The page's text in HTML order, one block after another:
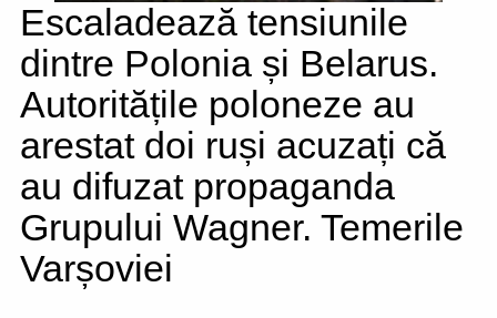
Escaladează tensiunile
dintre Polonia și Belarus.
Autoritățile poloneze au
arestat doi ruși acuzați că
au difuzat propaganda
Grupului Wagner. Temerile
Varșoviei